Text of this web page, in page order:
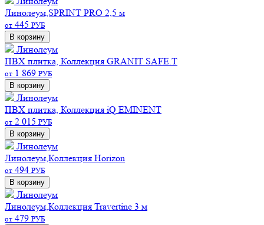
Линолеум,SPRINT PRO 2,5 м
от 445 РУБ
В корзину
Линолеум
ПВХ плитка, Коллекция GRANIT SAFE.T
от 1 869 РУБ
В корзину
Линолеум
ПВХ плитка, Коллекция iQ EMINENT
от 2 015 РУБ
В корзину
Линолеум
Линолеум,Коллекция Horizon
от 494 РУБ
В корзину
Линолеум
Линолеум,Коллекция Travertine 3 м
от 479 РУБ